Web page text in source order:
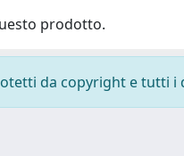
prodotto.
da copyright e tutti